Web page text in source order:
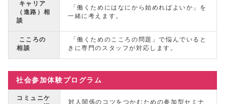
キャリア
（進路）相
談
「働くためにはなにから始めればよいか」を
一緒に考えます。
こころの
相談
「働くためのこころの問題」で悩んでいると
きに専門のスタッフが対応します。
社会参加体験プログラム
コミュニケ
対人関係のコツをつかむための参加型セミナ